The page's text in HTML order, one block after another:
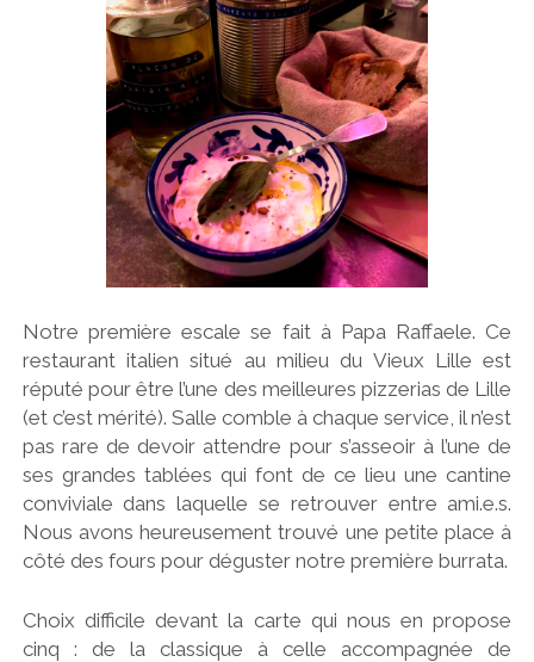
Notre première escale se fait à Papa Raffaele. Ce
restaurant italien situé au milieu du Vieux Lille est
réputé pour être l’une des meilleures pizzerias de Lille
(et c’est mérité). Salle comble à chaque service, il n’est
pas rare de devoir attendre pour s’asseoir à l’une de
ses grandes tablées qui font de ce lieu une cantine
conviviale dans laquelle se retrouver entre ami.e.s.
Nous avons heureusement trouvé une petite place à
côté des fours pour déguster notre première burrata.
Choix difficile devant la carte qui nous en propose
cinq : de la classique à celle accompagnée de